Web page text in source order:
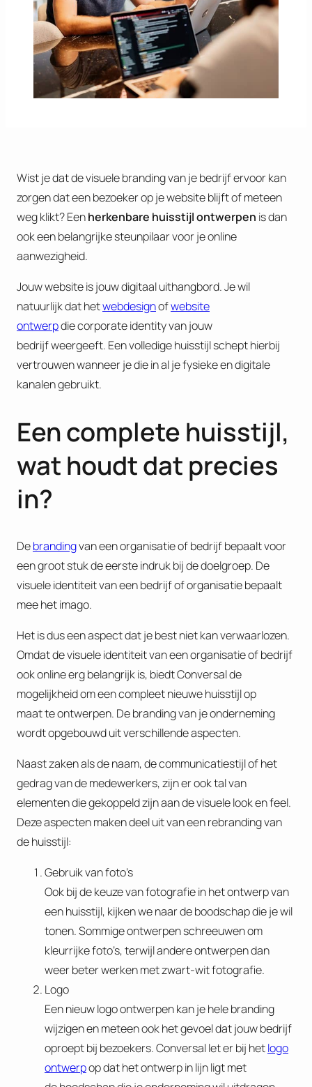
Wist je dat de visuele branding van je bedrijf ervoor kan
zorgen dat een bezoeker op je website blijft of meteen
weg klikt? Eenherkenbare huisstijl ontwerpen is dan
ook een belangrijke steunpilaar voor je online
aanwezigheid.
Jouw website is jouw digitaal uithangbord. Je wil
natuurlijk dat hetwebdesignofwebsite
ontwerpdie corporate identity van jouw
bedrijf weergeeft. Een volledige huisstijl schept hierbij
vertrouwen wanneer je die in al je fysieke en digitale
kanalen gebruikt.
Een complete huisstijl,
wat houdt dat precies
in?
Debrandingvan een organisatie of bedrijf bepaalt voor
een groot stuk de eerste indruk bij de doelgroep. De
visuele identiteit van een bedrijf of organisatie bepaalt
mee het imago.
Het is dus een aspect dat je best niet kan verwaarlozen.
Omdat de visuele identiteit van een organisatie of bedrijf
ook online erg belangrijk is, biedt Conversal de
mogelijkheid om een compleet nieuwe huisstijl op
maat te ontwerpen. De branding van je onderneming
wordt opgebouwd uit verschillende aspecten.
Naast zaken als de naam, de communicatiestijl of het
gedrag van de medewerkers, zijn er ook tal van
elementen die gekoppeld zijn aan de visuele look en feel.
Deze aspecten maken deel uit van een rebranding van
de huisstijl:
Gebruik van foto’s
Ook bij de keuze van fotografie in het ontwerp van
een huisstijl, kijken we naar de boodschap die je wil
tonen. Sommige ontwerpen schreeuwen om
kleurrijke foto’s, terwijl andere ontwerpen dan
weer beter werken met zwart-wit fotografie.
Logo
Een nieuw logo ontwerpen kan je hele branding
wijzigen en meteen ook het gevoel dat jouw bedrijf
oproept bij bezoekers. Conversal let er bij hetlogo
ontwerpop dat het ontwerp in lijn ligt met